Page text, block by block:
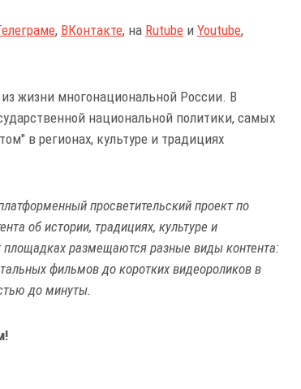
, ВКонтакте, на Rutube и Youtube,
жизни многонациональной России. В
национальной политики, самых
в регионах, культуре и традициях
просветительский проект по
об истории, традициях, культуре и
размещаются разные виды контента:
фильмов до коротких видеороликов в
до минуты.